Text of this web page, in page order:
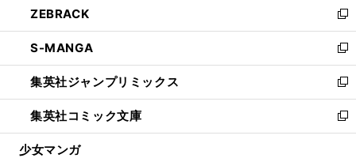
く
で
開
く
ド
ウ
で
開
く
ィ
ン
ド
ウ
で
開
く
い
ウ
ィ
ン
ド
ウ
で
開
ZEBRACK
新
し
い
ウ
ィ
ン
ド
ウ
S-MANGA
新
し
い
ウ
ィ
ン
集英社ジャンプリミックス
新
し
い
ウ
集英社コミック文庫
新
し
少女マンガ